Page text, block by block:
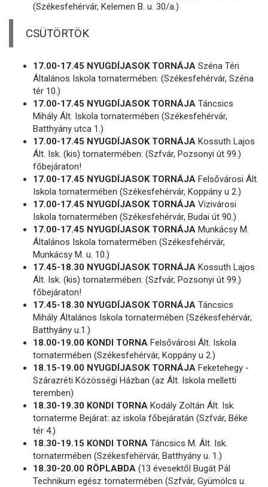
(Székesfehérvár, Kelemen B. u. 30/a.)
CSÜTÖRTÖK
17.00-17.45 NYUGDÍJASOK TORNÁJA Széna Téri
Általános Iskola tornatermében: (Székesfehérvár, Széna
tér 10.)
17.00-17.45 NYUGDÍJASOK TORNÁJA Táncsics
Mihály Ált. Iskola tornatermében (Székesfehérvár,
Batthyány utca 1.)
17.00-17.45 NYUGDÍJASOK TORNÁJA Kossuth Lajos
Ált. Isk. (kis) tornatermében: (Szfvár, Pozsonyi út 99.)
főbejáraton!
17.00-17.45 NYUGDÍJASOK TORNÁJA Felsővárosi Ált.
Iskola tornatermében (Székesfehérvár, Koppány u 2.)
17.00-17.45 NYUGDÍJASOK TORNÁJA Vizivárosi
Iskola tornatermében (Székesfehérvár, Budai út 90.)
17.00-17.45 NYUGDÍJASOK TORNÁJA Munkácsy M.
Általános Iskola tornatermében (Székesfehérvár,
Munkácsy M. u. 10.)
17.45-18.30 NYUGDÍJASOK TORNÁJA Kossuth Lajos
Ált. Isk. (kis) tornatermében: (Szfvár, Pozsonyi út 99.)
főbejáraton!
17.45-18.30 NYUGDÍJASOK TORNÁJA Táncsics
Mihály Általános Iskola tornatermében (Székesfehérvár,
Batthyány u.1.)
18.00-19.00 KONDI TORNA Felsővárosi Ált. Iskola
tornatermében (Székesfehérvár, Koppány u 2.)
18.15-19.00 NYUGDÍJASOK TORNÁJA Feketehegy -
Szárazréti Közösségi Házban (az Ált. Iskola melletti
teremben)
18.30-19.30 KONDI TORNA Kodály Zoltán Ált. Isk.
tornaterme Bejárat: az iskola főbejáratán (Szfvár, Béke
tér 4.)
18.30-19.15 KONDI TORNA Táncsics M. Ált. Isk.
tornatermében (Székesfehérvár, Batthyány u. 1.)
18.30-20.00 RÖPLABDA (13 évesektől Bugát Pál
Technikum egész tornatermében (Szfvár, Gyümölcs u.